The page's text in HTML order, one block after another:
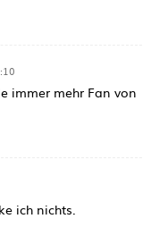
immer mehr Fan von
ich nichts.